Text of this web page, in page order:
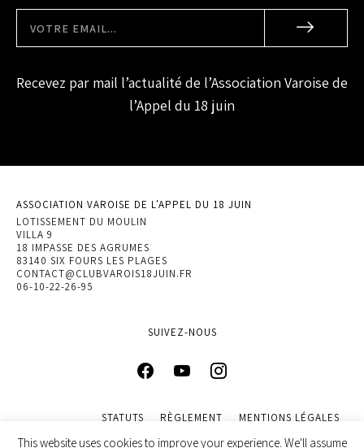
Recevez par mail l’actualité de l’Association Varoise de
l’Appel du 18 juin
ASSOCIATION VAROISE DE L'APPEL DU 18 JUIN
LOTISSEMENT DU MOULIN
VILLA 9
18 IMPASSE DES AGRUMES
83140 SIX FOURS LES PLAGES
CONTACT@CLUBVAROIS18JUIN.FR
06-10-22-26-95
SUIVEZ-NOUS
STATUTS RÈGLEMENT
MENTIONS LÉGALES
This website uses cookies to improve your experience. We'll assume